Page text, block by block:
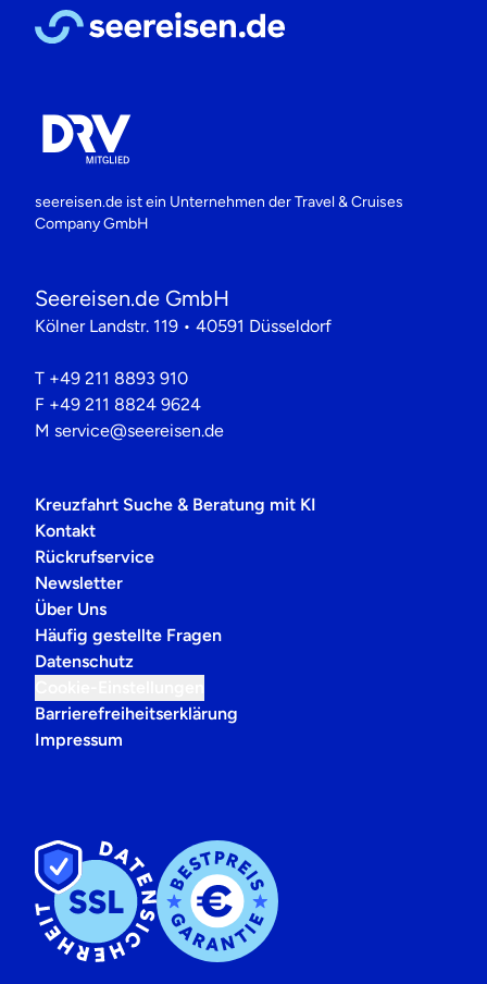
seereisen.de ist ein Unternehmen derTravel & Cruises
Company GmbH
Seereisen.de GmbH
Kölner Landstr. 119 • 40591 Düsseldorf
T +49 211 8893 910
F +49 211 8824 9624
M service@seereisen.de
Kreuzfahrt Suche & Beratung mit KI
Kontakt
Rückrufservice
Newsletter
Über Uns
Häufig gestellte Fragen
Datenschutz
Barrierefreiheitserklärung
Impressum